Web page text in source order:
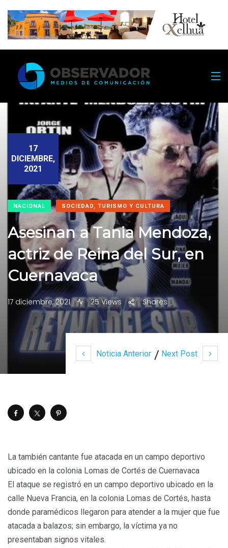
Noticia Anterior Next Post
17
DICIEMBRE,
2021
NACIONAL SOCIEDAD, TURISMO Y CULTURA
Asesinan a Tania Mendoza,
actriz de Reina del Sur, en
Cuernavaca
17 diciembre, 2021 25 Views Shares
La también cantante fue atacada en un campo deportivo
ubicado en la colonia Lomas de Cortés de Cuernavaca
El ataque se registró en un campo deportivo ubicado en la
calle Nueva Francia, en la colonia Lomas de Cortés, hasta
donde paramédicos llegaron para atender a la mujer que fue
atacada a balazos; sin embargo, la víctima ya no
presentaban signos vitales.